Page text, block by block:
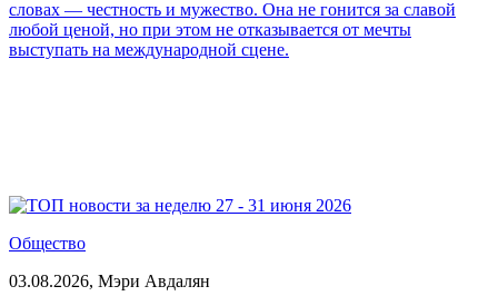
словах — честность и мужество. Она не гонится за славой
любой ценой, но при этом не отказывается от мечты
выступать на международной сцене.
Общество
03.08.2026, Мэри Авдалян